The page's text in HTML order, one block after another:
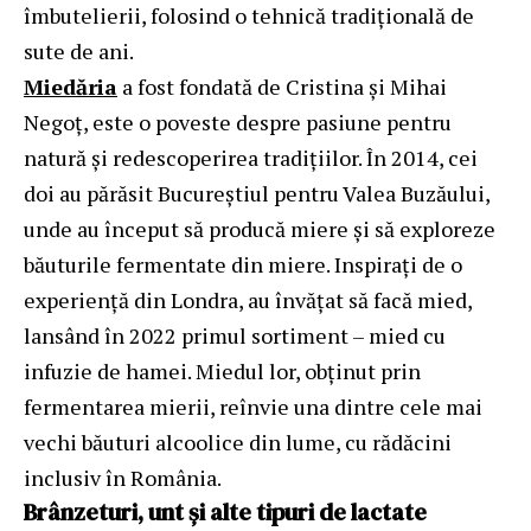
îmbutelierii, folosind o tehnică tradițională de
sute de ani.
Miedăria a fost fondată de Cristina și Mihai
Negoț, este o poveste despre pasiune pentru
natură și redescoperirea tradițiilor. În 2014, cei
doi au părăsit Bucureștiul pentru Valea Buzăului,
unde au început să producă miere și să exploreze
băuturile fermentate din miere. Inspirați de o
experiență din Londra, au învățat să facă mied,
lansând în 2022 primul sortiment – mied cu
infuzie de hamei. Miedul lor, obținut prin
fermentarea mierii, reînvie una dintre cele mai
vechi băuturi alcoolice din lume, cu rădăcini
inclusiv în România.
Brânzeturi, unt și alte tipuri de lactate